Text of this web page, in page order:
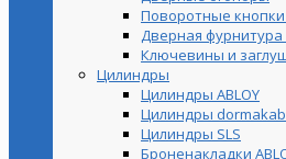
Поворотные кнопки
Дверная фурнитура
Ключевины и
Цилиндры
Цилиндры ABLOY
Цилиндры
Цилиндры SLS
Броненакладки